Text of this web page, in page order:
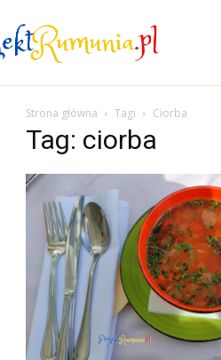
Strona główna Tagi Ciorba
Tag: ciorba